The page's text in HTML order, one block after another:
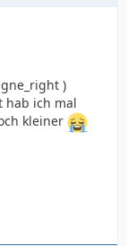
)
hab ich mal
kleiner